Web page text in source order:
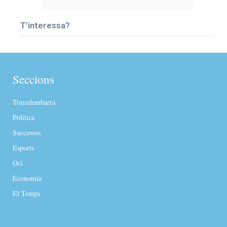
T’interessa?
Seccions
Torredembarra
Política
Successos
Esports
Oci
Economia
El Temps